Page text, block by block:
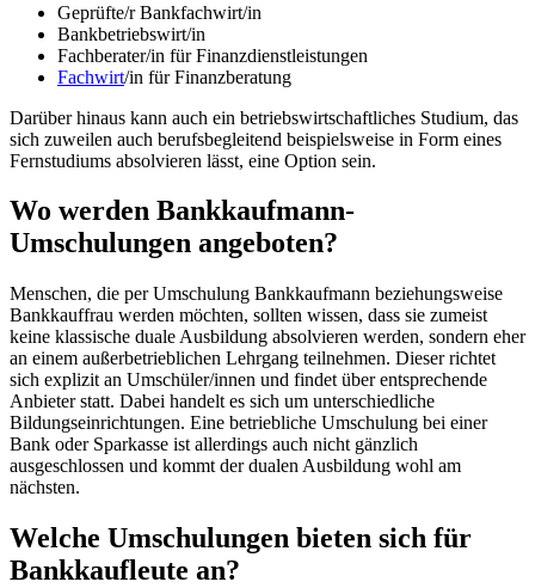
Geprüfte/r Bankfachwirt/in
Bankbetriebswirt/in
Fachberater/in für Finanzdienstleistungen
Fachwirt/in für Finanzberatung
Darüber hinaus kann auch ein betriebswirtschaftliches Studium, das
sich zuweilen auch berufsbegleitend beispielsweise in Form eines
Fernstudiums absolvieren lässt, eine Option sein.
Wo werden Bankkaufmann-
Umschulungen angeboten?
Menschen, die per Umschulung Bankkaufmann beziehungsweise
Bankkauffrau werden möchten, sollten wissen, dass sie zumeist
keine klassische duale Ausbildung absolvieren werden, sondern eher
an einem außerbetrieblichen Lehrgang teilnehmen. Dieser richtet
sich explizit an Umschüler/innen und findet über entsprechende
Anbieter statt. Dabei handelt es sich um unterschiedliche
Bildungseinrichtungen. Eine betriebliche Umschulung bei einer
Bank oder Sparkasse ist allerdings auch nicht gänzlich
ausgeschlossen und kommt der dualen Ausbildung wohl am
nächsten.
Welche Umschulungen bieten sich für
Bankkaufleute an?